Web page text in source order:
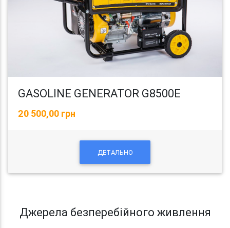
GASOLINE GENERATOR G8500E
20 500,00 грн
ДЕТАЛЬНО
Джерела безперебійного живлення